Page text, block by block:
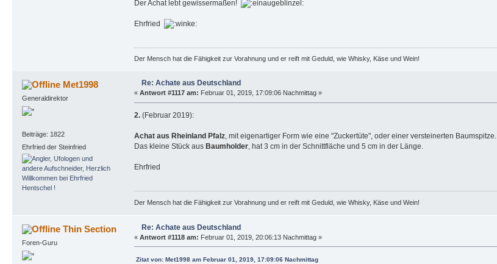
Der Achat lebt gewissermaßen!
Ehrfried
Der Mensch hat die Fähigkeit zur Vorahnung und er reift mit Geduld, wie Whisky, Käse und Wein!
Met1998
Generaldirektor
Beiträge: 1822
Ehrfried der Steinfried
Re: Achate aus Deutschland
« Antwort #1117 am: Februar 01, 2019, 17:09:06 Nachmittag »
2.(Februar 2019):
Achat aus Rheinland Pfalz, mit eigenartiger Form wie eine "Zuckertüte", oder einer versteinerten Baumspitze.
Das kleine Stück aus Baumholder, hat 3 cm in der Schnittfläche und 5 cm in der Länge.
Ehrfried
Der Mensch hat die Fähigkeit zur Vorahnung und er reift mit Geduld, wie Whisky, Käse und Wein!
Thin Section
Foren-Guru
Re: Achate aus Deutschland
« Antwort #1118 am: Februar 01, 2019, 20:06:13 Nachmittag »
Zitat von: Met1998 am Februar 01, 2019, 17:09:06 Nachmittag